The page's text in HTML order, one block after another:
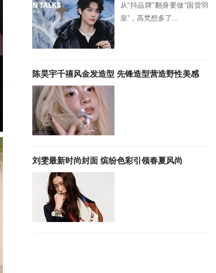
从“抖品牌”翻身要做“国货羽
皇”，高梵想多了...
陈昊宇千禧风金发造型 先锋造型营造野性美感
刘雯最新时尚封面 缤纷色彩引领春夏风尚